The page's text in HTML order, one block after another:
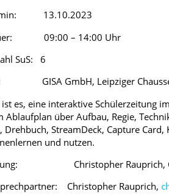
13.10.2023
09:00 – 14:00 Uhr
SuS: 6
GISA GmbH, Leipziger
es, eine interaktive Schülerzeitung
Ablaufplan über Aufbau, Regie,
Drehbuch, StreamDeck, Capture
und nutzen.
Christopher Rauprich,
Christopher Rauprich,